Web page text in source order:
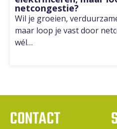
netcongestie?
Wil je groeien,
maar loop je vast door
wél…
CONTACT